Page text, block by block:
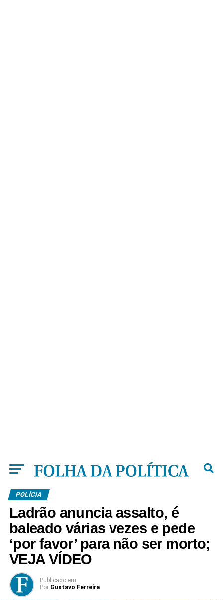
POLÍCIA
Ladrão anuncia assalto, é
baleado várias vezes e pede
‘por favor’ para não ser morto;
VEJA VÍDEO
Publicado em
Por Gustavo Ferreira